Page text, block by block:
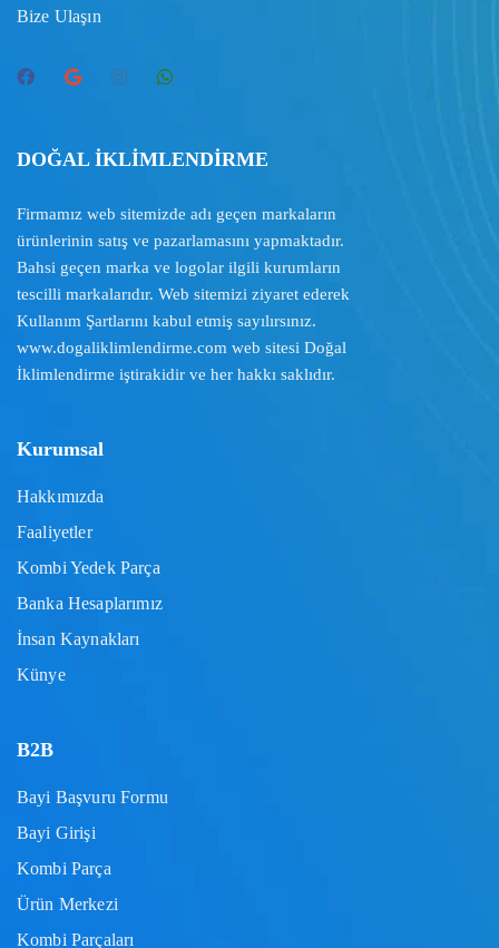
Bize Ulaşın
DOĞAL İKLİMLENDİRME
Firmamız web sitemizde adı geçen markaların
ürünlerinin satış ve pazarlamasını yapmaktadır.
Bahsi geçen marka ve logolar ilgili kurumların
tescilli markalarıdır. Web sitemizi ziyaret ederek
Kullanım Şartlarını kabul etmiş sayılırsınız.
www.dogaliklimlendirme.com web sitesi Doğal
İklimlendirme iştirakidir ve her hakkı saklıdır.
Kurumsal
Hakkımızda
Faaliyetler
Kombi Yedek Parça
Banka Hesaplarımız
İnsan Kaynakları
Künye
B2B
Bayi Başvuru Formu
Bayi Girişi
Kombi Parça
Ürün Merkezi
Kombi Parçaları